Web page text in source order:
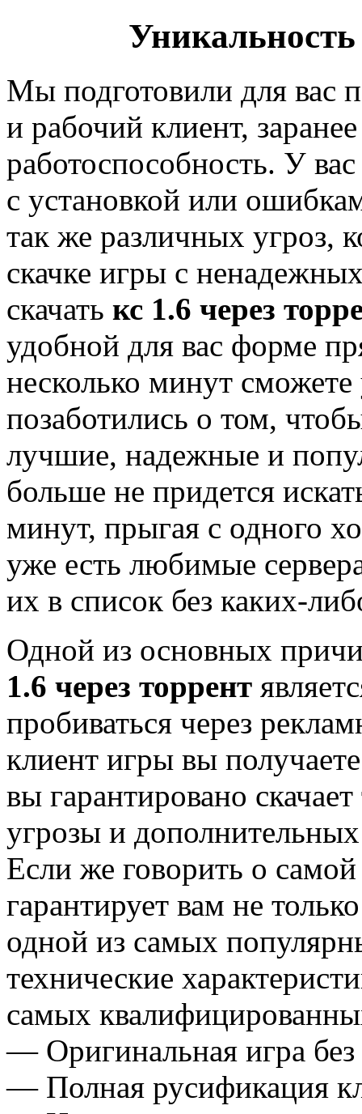
Мы подготовили для вас
и рабочий клиент,
работоспособность. У
с установкой или
так же различных угроз,
скачке игры с
скачать кс 1.6 через
удобной для вас форме
несколько минут
позаботились о том,
лучшие, надежные и
больше не придется
минут, прыгая с одного
уже есть любимые
их в список без каких-
Одной из основных
1.6 через торрент
пробиваться через
клиент игры вы
вы гарантировано
угрозы и
Если же говорить о
гарантирует вам не
одной из самых
технические
самых
— Оригинальная игра
— Полная русификация